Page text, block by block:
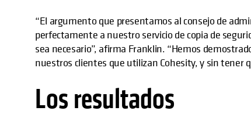
“El argumento que presentamos al consejo de
perfectamente a nuestro servicio de copia de
sea necesario”, afirma Franklin. “Hemos
nuestros clientes que utilizan Cohesity, y sin tener
Los resultados